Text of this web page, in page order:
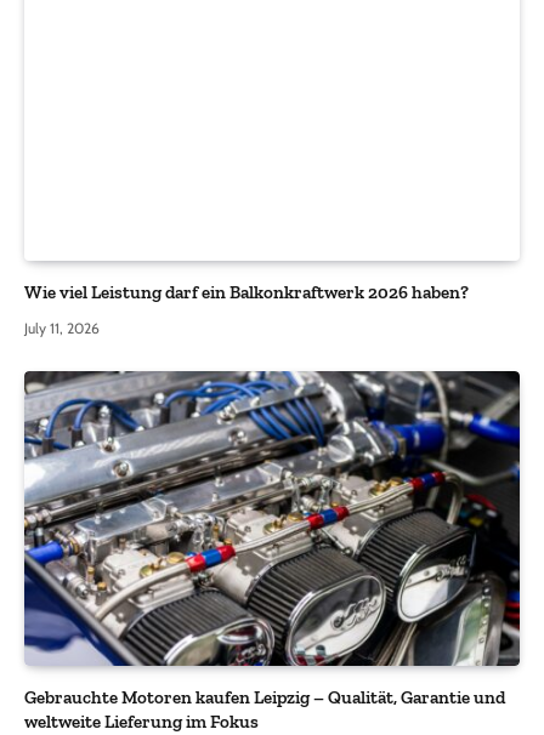
Wie viel Leistung darf ein Balkonkraftwerk 2026 haben?
July 11, 2026
Gebrauchte Motoren kaufen Leipzig – Qualität, Garantie und
weltweite Lieferung im Fokus